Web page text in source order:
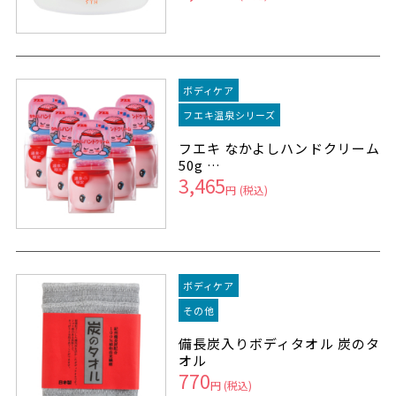
ボディケア
フエキ温泉シリーズ
フエキ なかよしハンドクリーム
50g …
3,465円 (税込)
ボディケア
その他
備長炭入りボディタオル 炭のタ
オル
770円 (税込)